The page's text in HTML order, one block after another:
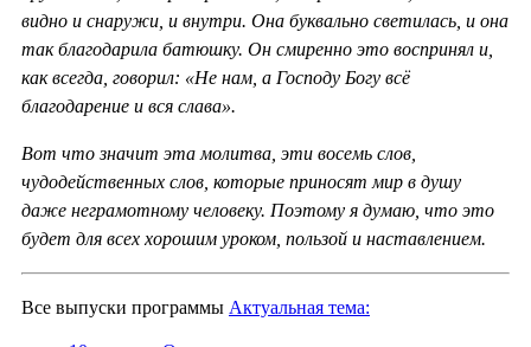
видно и снаружи, и внутри. Она буквально светилась, и она
так благодарила батюшку. Он смиренно это воспринял и,
как всегда, говорил: «Не нам, а Господу Богу всё
благодарение и вся слава».
Вот что значит эта молитва, эти восемь слов,
чудодейственных слов, которые приносят мир в душу
даже неграмотному человеку. Поэтому я думаю, что это
будет для всех хорошим уроком, пользой и наставлением.
Все выпуски программы Актуальная тема: